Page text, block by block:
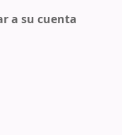
a su cuenta